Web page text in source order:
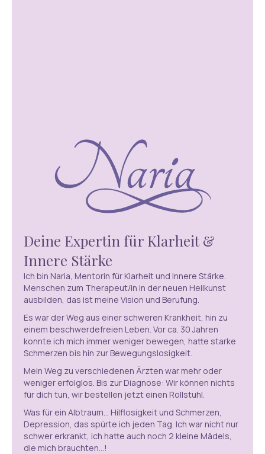
Deine Expertin für Klarheit &
Innere Stärke
Ich bin Naria, Mentorin für Klarheit und Innere Stärke.
Menschen zum Therapeut/in in der neuen Heilkunst
ausbilden, das ist meine Vision und Berufung.
Es war der Weg aus einer schweren Krankheit, hin zu
einem beschwerdefreien Leben. Vor ca. 30 Jahren
konnte ich mich immer weniger bewegen, hatte starke
Schmerzen bis hin zur Bewegungslosigkeit.
Mein Weg zu verschiedenen Ärzten war mehr oder
weniger erfolglos. Bis zur Diagnose: Wir können nichts
für dich tun, wir bestellen jetzt einen Rollstuhl.
Was für ein Albtraum... Hilflosigkeit und Schmerzen,
Depression, das spürte ich jeden Tag. Ich war nicht nur
schwer erkrankt, ich hatte auch noch 2 kleine Mädels,
die mich brauchten...!